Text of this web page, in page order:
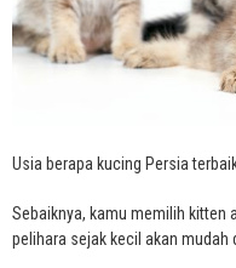
Usia berapa kucing Persia
Sebaiknya, kamu memilih kitten
pelihara sejak kecil akan mudah